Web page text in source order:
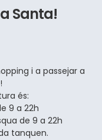
Santa!
i a passejar a
és:
9 a 22h
de 9 a 22h
tanquen.